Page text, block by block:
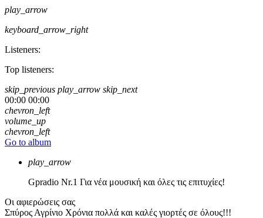
play_arrow
keyboard_arrow_right
Listeners:
Top listeners:
skip_previous play_arrow skip_next
00:00 00:00
chevron_left
volume_up
chevron_left
Go to album
play_arrow
Gpradio Nr.1 Για νέα μουσική και όλες τις επιτυχίες!
Οι αφιερώσεις σας
Σπύρος Αγρίνιο Χρόνια πολλά και καλές γιορτές σε όλους!!!